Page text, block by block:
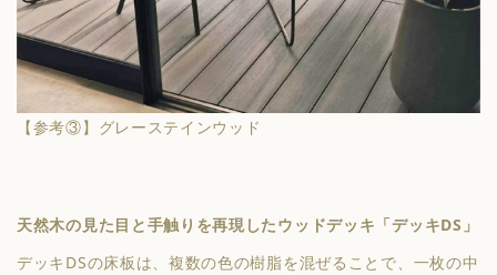
【参考③】グレーステインウッド
天然木の見た目と手触りを再現したウッドデッキ「デッキDS」
デッキDSの床板は、複数の色の樹脂を混ぜることで、一枚の中